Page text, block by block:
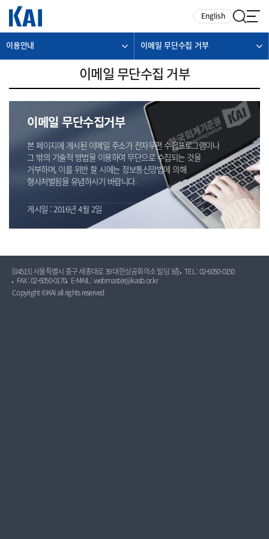
English
이용안내 이메일 무단수집 거부
이메일 무단수집 거부
이메일 무단수집거부
본 페이지에 게시된 이메일 주소가 전자우편 수집프로그램이나
그 밖의 기술적 방법을 이용하여 무단으로 수집되는 것을
거부하며, 이를 위반 할 시에는 정보통신망법에 의해
형사처벌됨을 유념하시기 바랍니다.
게시일 : 2016년 4월 2일
[04513] 서울특별시 중구 세종대로 39 대한상공회의소 빌딩 3층 TEL : 02-6050-0150
FAX : 02-6050-0170
E-MAIL : webmaster@kasb.or.kr
Copyright ©KAI all rights reserved